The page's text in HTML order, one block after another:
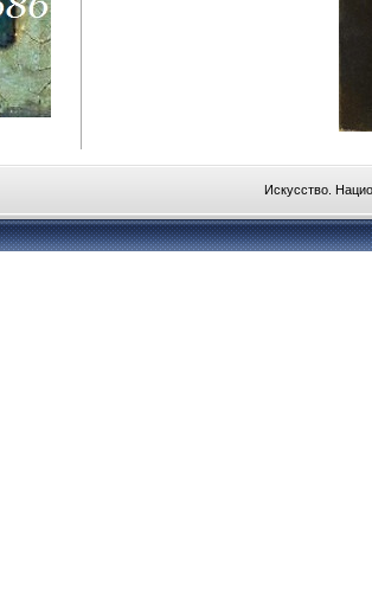
Искусство.